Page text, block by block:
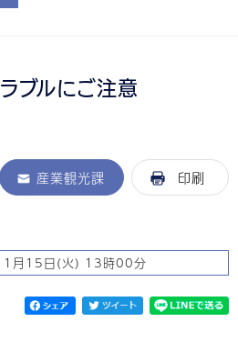
ブルにご注意
産業観光課 印刷
月15日(火) 13時00分